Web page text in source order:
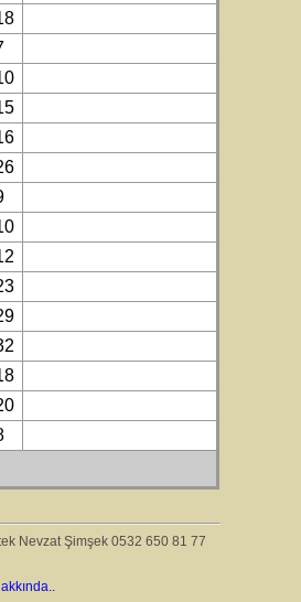
Nevzat Şimşek 0532 650 81 77